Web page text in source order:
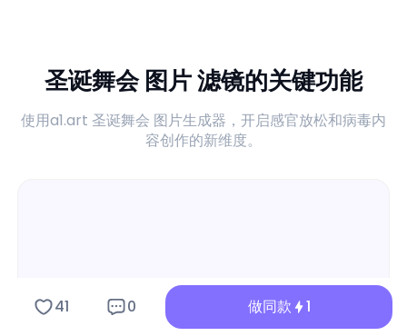
圣诞舞会 图片 滤镜的关键功能
使用a1.art 圣诞舞会 图片生成器，开启感官放松和病毒内
容创作的新维度。
41 0 做同款 1